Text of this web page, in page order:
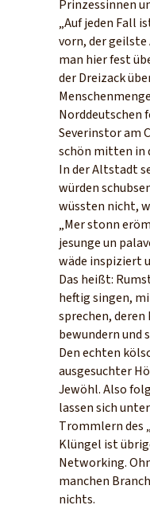
Prinzessinnen
„Auf jeden Fall
vorn, der geilste
man hier fest
der Dreizack
Norddeutschen
Severinstor am
schön mitten in
In der Altstadt
würden
wüssten nicht,
„Mer stonn
jesunge un
wäde inspiziert
Das heißt:
heftig singen,
sprechen,
bewundern und
Den echten
ausgesuchter
Jewöhl. Also
lassen sich
Trommlern des
Klüngel ist
Networking.
manchen
nichts.